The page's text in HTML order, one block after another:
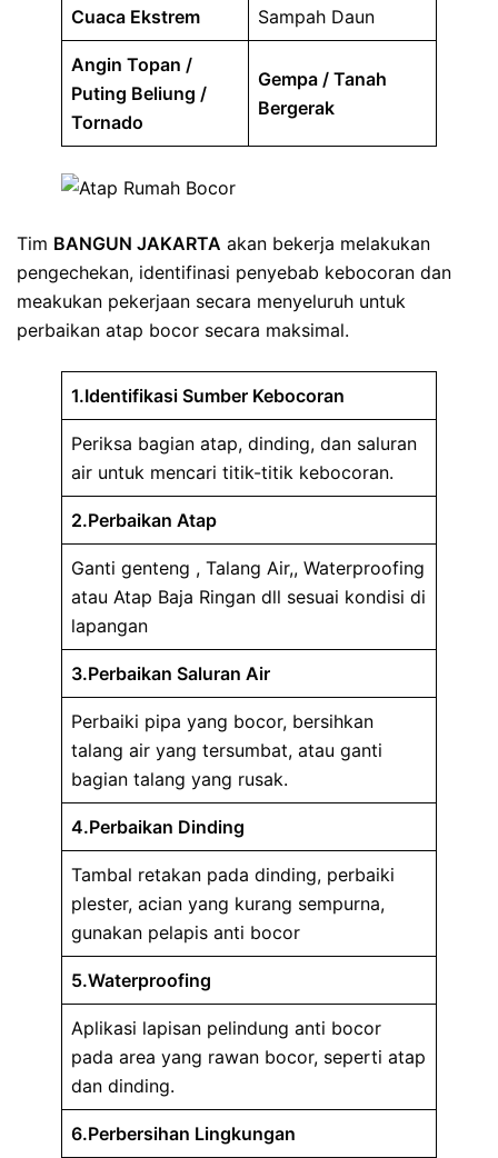
Cuaca Ekstrem
Sampah Daun
Angin Topan /
Puting Beliung /
Tornado
Gempa / Tanah
Bergerak
Tim BANGUN JAKARTA akan bekerja melakukan
pengechekan, identifinasi penyebab kebocoran dan
meakukan pekerjaan secara menyeluruh untuk
perbaikan atap bocor secara maksimal.
1.Identifikasi Sumber Kebocoran
Periksa bagian atap, dinding, dan saluran
air untuk mencari titik-titik kebocoran.
2.Perbaikan Atap
Ganti genteng , Talang Air,, Waterproofing
atau Atap Baja Ringan dll sesuai kondisi di
lapangan
3.Perbaikan Saluran Air
Perbaiki pipa yang bocor, bersihkan
talang air yang tersumbat, atau ganti
bagian talang yang rusak.
4.Perbaikan Dinding
Tambal retakan pada dinding, perbaiki
plester, acian yang kurang sempurna,
gunakan pelapis anti bocor
5.Waterproofing
Aplikasi lapisan pelindung anti bocor
pada area yang rawan bocor, seperti atap
dan dinding.
6.Perbersihan Lingkungan